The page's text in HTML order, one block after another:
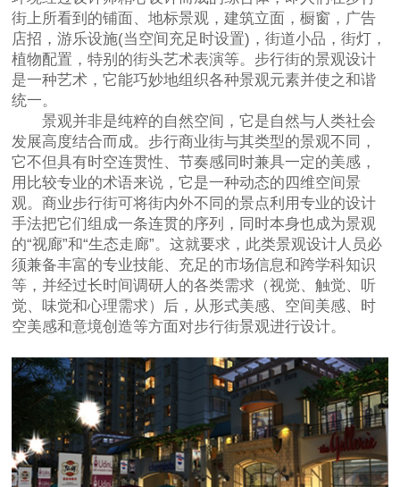
街上所看到的铺面、地标景观，建筑立面，橱窗，广告
店招，游乐设施(当空间充足时设置)，街道小品，街灯，
植物配置，特别的街头艺术表演等。步行街的景观设计
是一种艺术，它能巧妙地组织各种景观元素并使之和谐
统一。
景观并非是纯粹的自然空间，它是自然与人类社会
发展高度结合而成。步行商业街与其类型的景观不同，
它不但具有时空连贯性、节奏感同时兼具一定的美感，
用比较专业的术语来说，它是一种动态的四维空间景
观。商业步行街可将街内外不同的景点利用专业的设计
手法把它们组成一条连贯的序列，同时本身也成为景观
的“视廊”和“生态走廊”。这就要求，此类景观设计人员必
须兼备丰富的专业技能、充足的市场信息和跨学科知识
等，并经过长时间调研人的各类需求（视觉、触觉、听
觉、味觉和心理需求）后，从形式美感、空间美感、时
空美感和意境创造等方面对步行街景观进行设计。